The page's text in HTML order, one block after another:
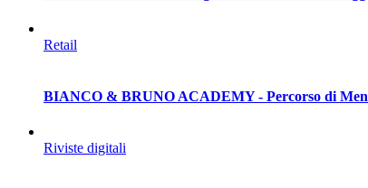
Retail
BIANCO & BRUNO ACADEMY - Percorso di
Riviste digitali